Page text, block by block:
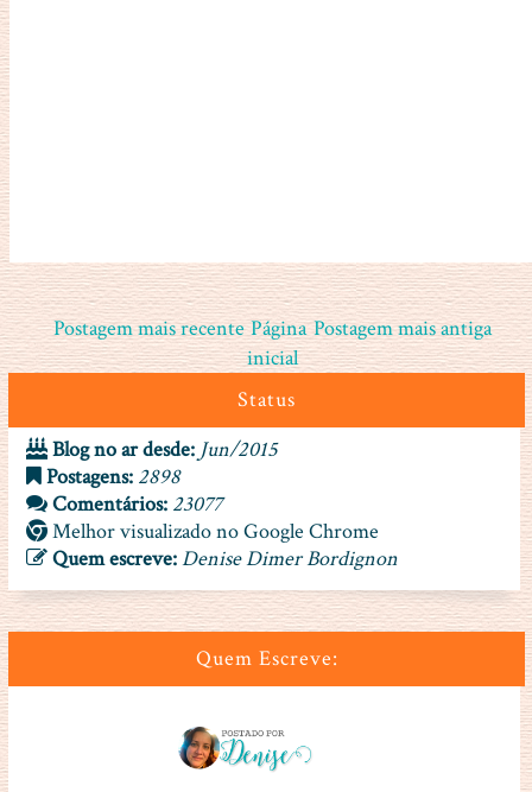
Postagem mais recente Postagem mais antiga
Página
inicial
Status
Blog no ar desde: Jun/2015
Postagens: 2898
Comentários: 23077
Melhor visualizado no Google Chrome
Quem escreve:Denise Dimer Bordignon
Quem Escreve: